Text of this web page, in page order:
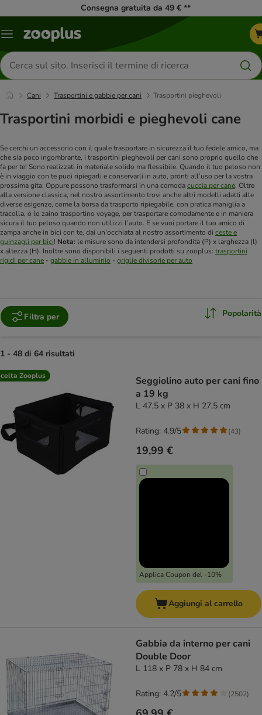
Consegna gratuita da 49 € **
Overview
Cerca
prodotti
Cani Trasportini e gabbie per cani Trasportini pieghevoli
Trasportini morbidi e pieghevoli cane
Se cerchi un accessorio con il quale trasportare in sicurezza il tuo fedele amico, ma
che sia poco ingombrante, i trasportini pieghevoli per cani sono proprio quello che
fa per te! Sono realizzati in materiale solido ma flessibile. Quando il tuo peloso non
è in viaggio con te puoi ripiegarli e conservarli in auto, pronti all’uso per la vostra
prossima gita. Oppure possono trasformarsi in una comodacuccia per cane. Oltre
alla versione classica, nel nostro assortimento trovi anche altri modelli adatti alle
diverse esigenze, come la borsa da trasporto ripiegabile, con pratica maniglia a
tracolla, o lo zaino trasportino voyage, per trasportare comodamente e in maniera
sicura il tuo peloso quando non utilizzi l’auto. E se vuoi portare il tuo amico di
zampa anche in bici con te, dai un’occhiata al nostro assortimento di ceste e
guinzagli per bici! Nota: le misure sono da intendersi profondità (P) x larghezza (l)
x altezza (H). Inoltre sono disponibili i seguenti prodotti su zooplus: trasportini
rigidi per cane - gabbie in alluminio - griglie divisorie per auto
Filtra per Popolarità
1 - 48 di 64 risultati
product items have been changed
Zooplus
Seggiolino auto per cani fino
a 19 kg
L 47,5 x P 38 x H 27,5 cm
19,99 €
Applica Coupon del -10%
Rating: 4.9/5 (43)
Aggiungi al carrello
Gabbia da interno per cani
Double Door
L 118 x P 78 x H 84 cm
Rating: 4.2/5 (2502)